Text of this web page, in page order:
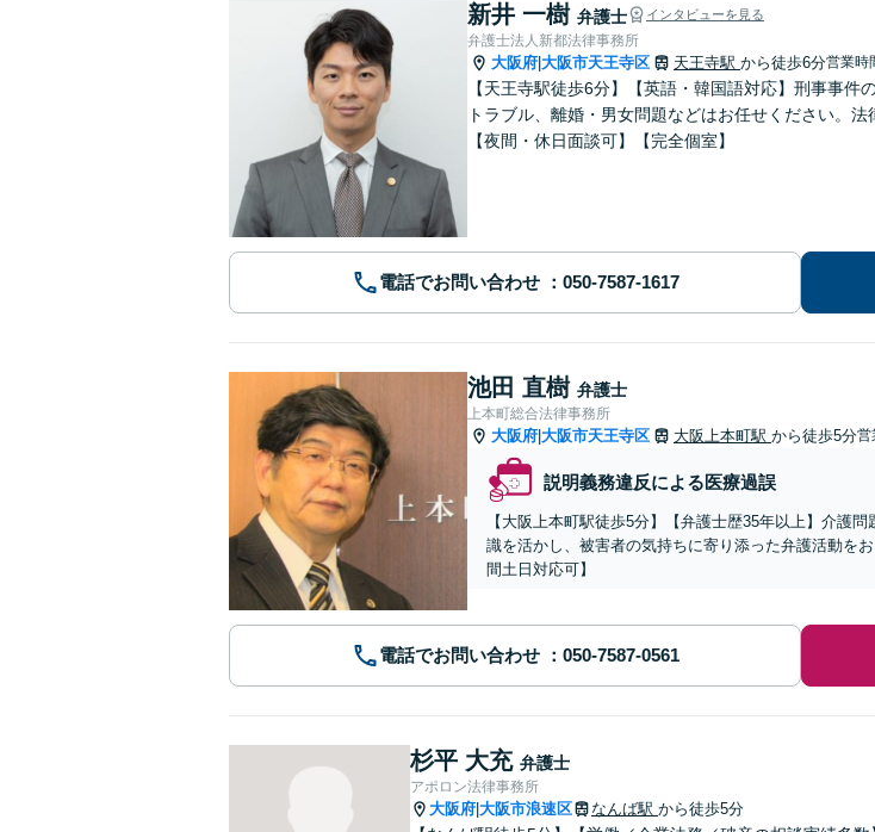
新井 一樹 弁護士 インタビューを見る
弁護士法人新都法律事務所
大阪府 大阪市天王寺区 天王寺駅 から徒歩6分営業時
【天王寺駅徒歩6分】【英語・韓国語対応】刑事事
トラブル、離婚・男女問題などはお任せください。
【夜間・休日面談可】【完全個室】
電話でお問い合わせ
池田 直樹 弁護士
上本町総合法律事務所
大阪府 大阪市天王寺区 大阪上本町駅 から徒歩5分営
説明義務違反による医療過誤
【大阪上本町駅徒歩5分】【弁護士歴35年以上】介護
識を活かし、被害者の気持ちに寄り添った弁護活動を
間土日対応可】
電話でお問い合わせ
杉平 大充 弁護士
アポロン法律事務所
大阪府 大阪市浪速区 なんば駅 から徒歩5分